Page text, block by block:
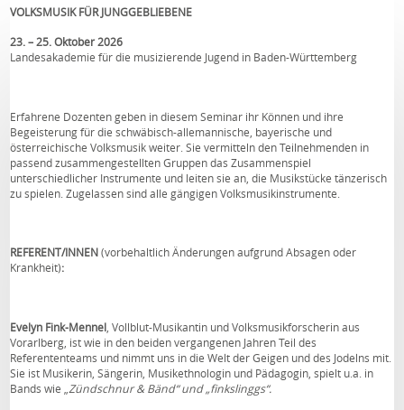
VOLKSMUSIK FÜR JUNGGEBLIEBENE
23. – 25. Oktober 2026
Landesakademie für die musizierende Jugend in Baden-Württemberg
Erfahrene Dozenten geben in diesem Seminar ihr Können und ihre
Begeisterung für die schwäbisch-allemannische, bayerische und
österreichische Volksmusik weiter. Sie vermitteln den Teilnehmenden in
passend zusammengestellten Gruppen das Zusammenspiel
unterschiedlicher Instrumente und leiten sie an, die Musikstücke tänzerisch
zu spielen. Zugelassen sind alle gängigen Volksmusikinstrumente.
REFERENT/INNEN(vorbehaltlich Änderungen aufgrund Absagen oder
Krankheit):
Evelyn Fink-Mennel, Vollblut-Musikantin und Volksmusikforscherin aus
Vorarlberg, ist wie in den beiden vergangenen Jahren Teil des
Referententeams und nimmt uns in die Welt der Geigen und des Jodelns mit.
Sie ist Musikerin, Sängerin, Musikethnologin und Pädagogin, spielt u.a. in
Bands wie „Zündschnur & Bänd“ und „finkslinggs“.